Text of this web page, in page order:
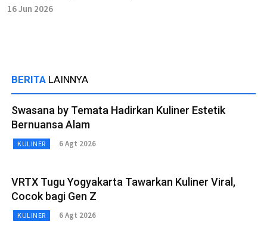
16 Jun 2026
BERITA LAINNYA
Swasana by Temata Hadirkan Kuliner Estetik
Bernuansa Alam
KULINER 6 Agt 2026
VRTX Tugu Yogyakarta Tawarkan Kuliner Viral,
Cocok bagi Gen Z
KULINER 6 Agt 2026